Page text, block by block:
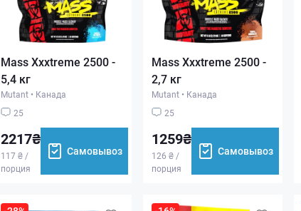
Mass Xxxtreme 2500 -
5,4 кг
Mutant • Канада
25
2217₴
117 ₴ /
порция
Самовывоз
Mass Xxxtreme 2500 -
2,7 кг
Mutant • Канада
25
1259₴
126 ₴ /
порция
Самовывоз